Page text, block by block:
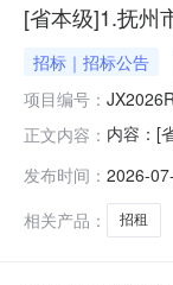
[省本级]1.抚州
招标｜招标公告
项目编号：
正文内容： 内容：[
名称1.
牌日期2
发布时间： 2026-
相关产品：
招租